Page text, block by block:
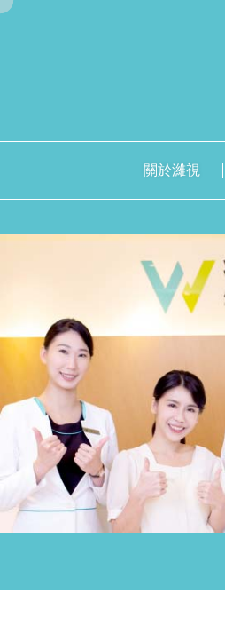
關於濰視